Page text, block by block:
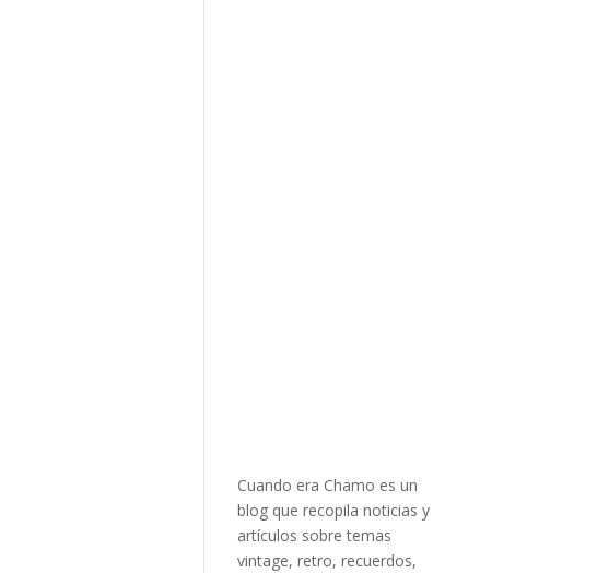
Cuando era Chamo es un
blog que recopila noticias y
artículos sobre temas
vintage, retro, recuerdos,